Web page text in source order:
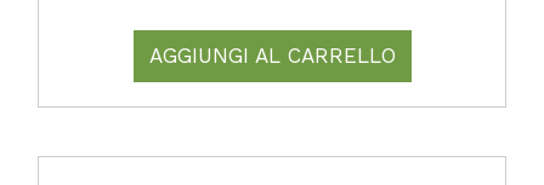
AGGIUNGI AL CARRELLO